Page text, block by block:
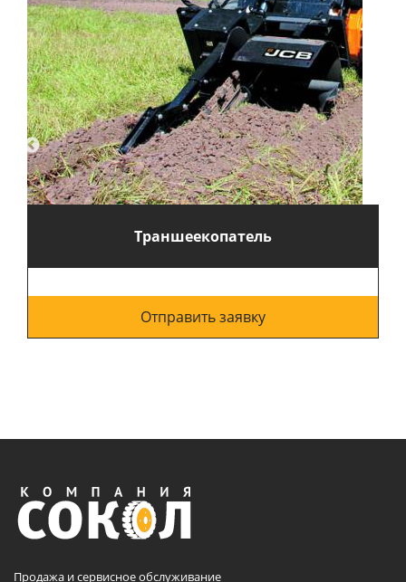
Траншеекопатель
Отправить заявку
Продажа и сервисное обслуживание